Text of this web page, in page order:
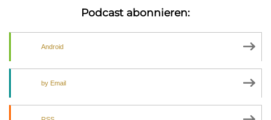
Podcast abonnieren:
Android
by Email